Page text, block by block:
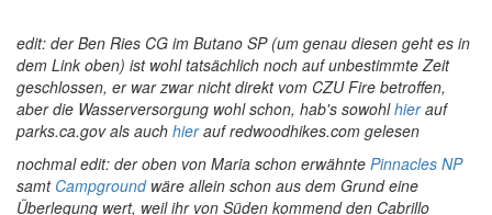
edit: der Ben Ries CG im Butano SP (um genau diesen geht es in
dem Link oben) ist wohl tatsächlich noch auf unbestimmte Zeit
geschlossen, er war zwar nicht direkt vom CZU Fire betroffen,
aber die Wasserversorgung wohl schon, hab's sowohlhierauf
parks.ca.gov als auch hierauf redwoodhikes.com gelesen
nochmal edit: der oben von Maria schon erwähnte Pinnacles NP
samt Campgroundwäre allein schon aus dem Grund eine
Überlegung wert, weil ihr von Süden kommend den Cabrillo